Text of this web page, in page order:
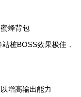
蜂背包
桩BOSS效果极佳，
增高输出能力